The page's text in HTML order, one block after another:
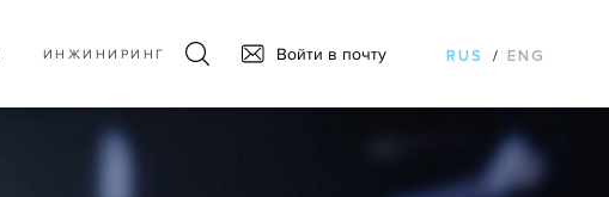
ИНЖИНИРИНГ Войти в почту RUS / ENG